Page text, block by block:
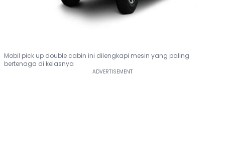
Mobil pick up double cabin ini dilengkapi mesin yang paling
bertenaga di kelasnya